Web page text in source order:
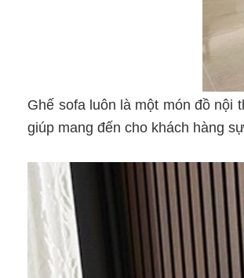
Ghế sofa luôn là một món đồ nội
giúp mang đến cho khách hàng